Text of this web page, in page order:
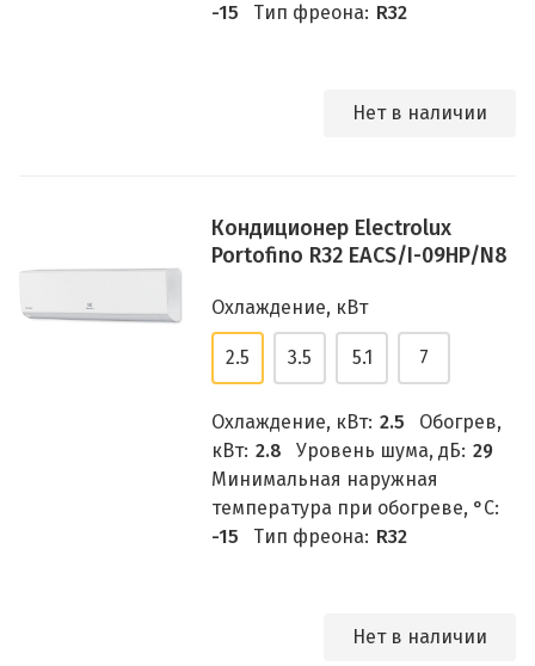
-15
Тип фреона: R32
Нет в наличии
Кондиционер Electrolux
Portofino R32 EACS/I-09HP/N8
Охлаждение, кВт
2.5 3.5 5.1 7
Охлаждение, кВт: 2.5
Обогрев,
кВт: 2.8 Уровень шума, дБ: 29
Минимальная наружная
температура при обогреве, °C:
-15
Тип фреона: R32
Нет в наличии